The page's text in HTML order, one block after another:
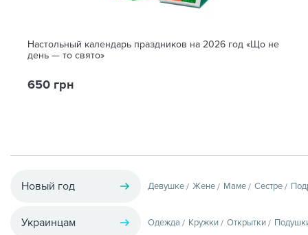
Настольный календарь праздников на 2026 год «Що не
день — то свято»
650 грн
Новый год Девушке Жене Маме Сестре
Украинцам Одежда Кружки Открытки